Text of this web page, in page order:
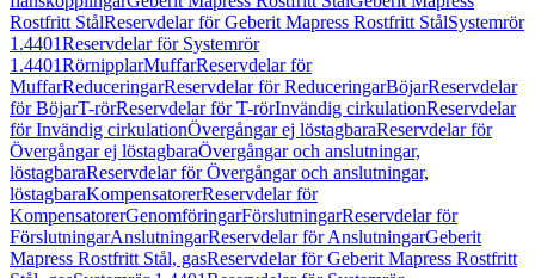
Rostfritt StålReservdelar för Geberit Mapress Rostfritt StålSystemrör
1.4401Reservdelar för Systemrör
1.4401RörnipplarMuffarReservdelar för
MuffarReduceringarReservdelar för ReduceringarBöjarReservdelar
för BöjarT-rörReservdelar för T-rörInvändig cirkulationReservdelar
för Invändig cirkulationÖvergångar ej löstagbaraReservdelar för
Övergångar ej löstagbaraÖvergångar och anslutningar,
löstagbaraReservdelar för Övergångar och anslutningar,
löstagbaraKompensatorerReservdelar för
KompensatorerGenomföringarFörslutningarReservdelar för
FörslutningarAnslutningarReservdelar för AnslutningarGeberit
Mapress Rostfritt Stål, gasReservdelar för Geberit Mapress Rostfritt